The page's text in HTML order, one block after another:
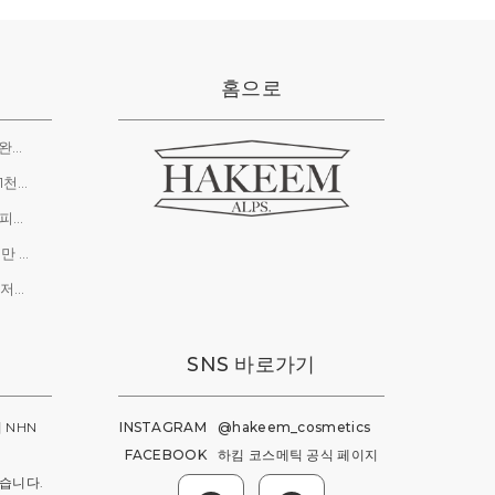
홈으로
NHN
니다.
SNS 바로가기
INSTAGRAM
@hakeem_cosmetics
FACEBOOK
하킴 코스메틱 공식 페이지